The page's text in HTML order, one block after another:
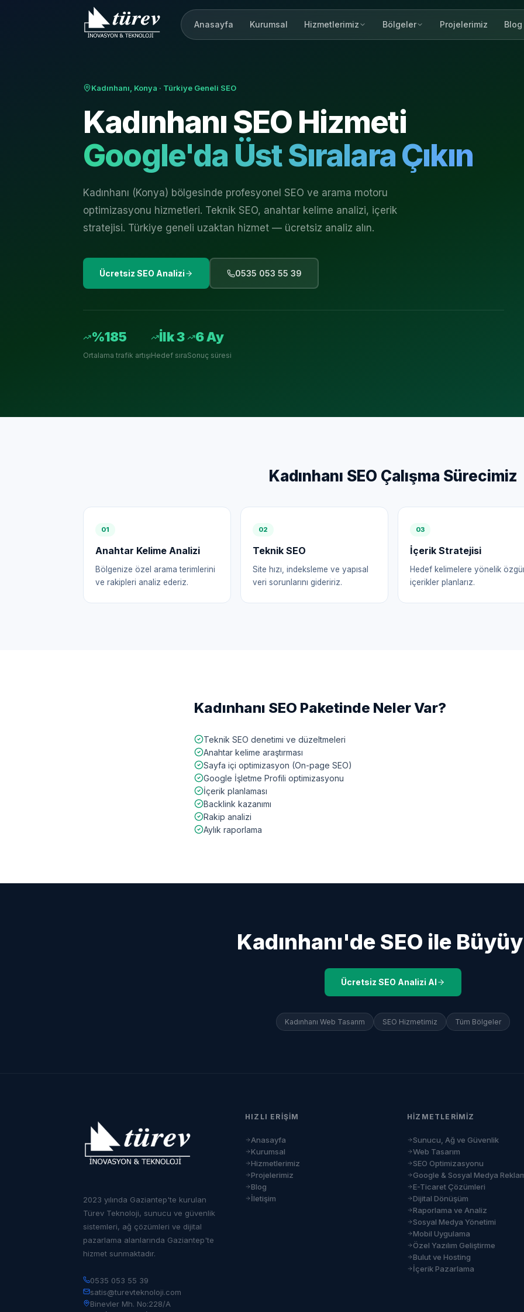
Anasayfa Kurumsal Hizmetlerimiz Bölgeler Projelerimiz Blog
Kadınhanı, Konya · Türkiye Geneli SEO
Kadınhanı SEO Hizmeti
Google'da Üst Sıralara Çıkın
Kadınhanı (Konya) bölgesinde profesyonel SEO ve arama motoru
optimizasyonu hizmetleri. Teknik SEO, anahtar kelime analizi, içerik
stratejisi. Türkiye geneli uzaktan hizmet — ücretsiz analiz alın.
Ücretsiz SEO Analizi 0535 053 55 39
%185
Ortalama trafik artışı
İlk 3
Hedef sıra
6 Ay
Sonuç süresi
Kadınhanı SEO Çalışma Sürecimiz
01
Anahtar Kelime Analizi
Bölgenize özel arama terimlerini
ve rakipleri analiz ederiz.
02
Teknik SEO
Site hızı, indeksleme ve yapısal
veri sorunlarını gideririz.
03
İçerik Stratejisi
Hedef kelimelere yönelik
içerikler planlarız.
Kadınhanı SEO Paketinde Neler Var?
Teknik SEO denetimi ve düzeltmeleri
Anahtar kelime araştırması
Sayfa içi optimizasyon (On-page SEO)
Google İşletme Profili optimizasyonu
İçerik planlaması
Backlink kazanımı
Rakip analizi
Aylık raporlama
Kadınhanı'de SEO ile
Ücretsiz SEO Analizi Al
Kadınhanı Web Tasarım SEO Hizmetimiz Tüm Bölgeler
2023 yılında Gaziantep'te kurulan
Türev Teknoloji, sunucu ve güvenlik
sistemleri, ağ çözümleri ve dijital
pazarlama alanlarında Gaziantep'te
hizmet sunmaktadır.
0535 053 55 39
satis@turevteknoloji.com
Binevler Mh. No:228/A
HIZLI ERIŞIM
Anasayfa
Kurumsal
Hizmetlerimiz
Projelerimiz
Blog
İletişim
HIZMETLERIMIZ
Sunucu, Ağ ve Güvenlik
Web Tasarım
SEO Optimizasyonu
Google & Sosyal Medya
E-Ticaret Çözümleri
Dijital Dönüşüm
Raporlama ve Analiz
Sosyal Medya Yönetimi
Mobil Uygulama
Özel Yazılım Geliştirme
Bulut ve Hosting
İçerik Pazarlama